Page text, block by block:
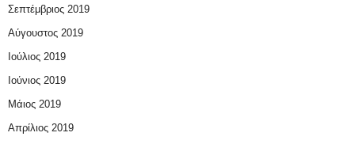
Σεπτέμβριος 2019
Αύγουστος 2019
Ιούλιος 2019
Ιούνιος 2019
Μάιος 2019
Απρίλιος 2019